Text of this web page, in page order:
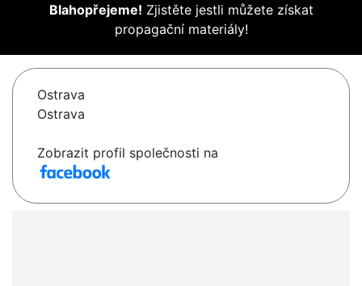
Blahopřejeme! Zjistěte jestli můžete získat
propagační materiály!
Ostrava
Ostrava
Zobrazit profil společnosti na